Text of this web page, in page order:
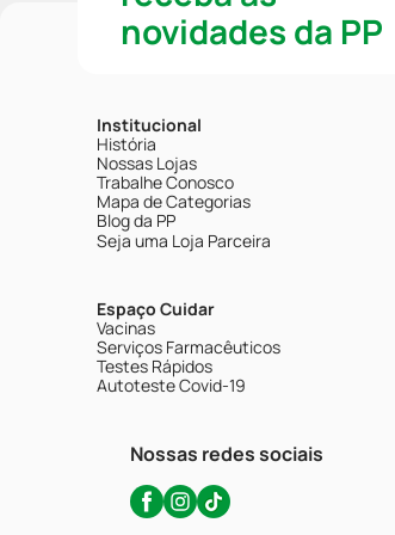
novidades da PP
Institucional
História
Nossas Lojas
Trabalhe Conosco
Mapa de Categorias
Blog da PP
Seja uma Loja Parceira
Espaço Cuidar
Vacinas
Serviços Farmacêuticos
Testes Rápidos
Autoteste Covid-19
Nossas redes sociais